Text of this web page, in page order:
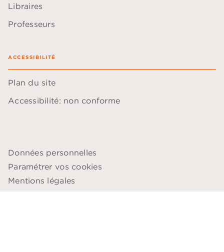
Libraires
Professeurs
ACCESSIBILITÉ
Plan du site
Accessibilité: non conforme
Données personnelles
Paramétrer vos cookies
Mentions légales
Conditions générales d'utilisation